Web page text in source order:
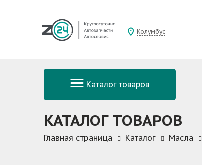
Колумбус
Каталог товаров
КАТАЛОГ ТОВАРОВ
Главная страница Каталог Масла